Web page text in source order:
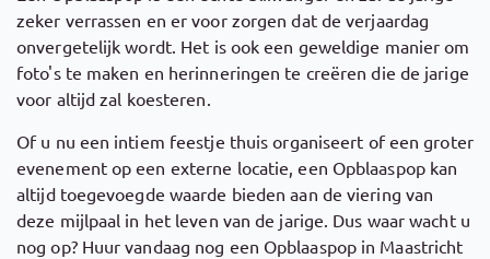
zeker verrassen en er voor zorgen dat de verjaardag
onvergetelijk wordt. Het is ook een geweldige manier om
foto's te maken en herinneringen te creëren die de jarige
voor altijd zal koesteren.
Of u nu een intiem feestje thuis organiseert of een groter
evenement op een externe locatie, een Opblaaspop kan
altijd toegevoegde waarde bieden aan de viering van
deze mijlpaal in het leven van de jarige. Dus waar wacht u
nog op? Huur vandaag nog een Opblaaspop in Maastricht